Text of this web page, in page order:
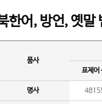
한어, 방언, 옛말
품사
표제어
명사